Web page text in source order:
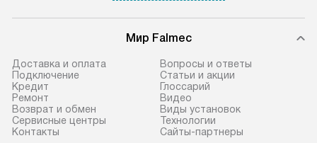
Мир Falmec
Доставка и оплата
Подключение
Кредит
Ремонт
Возврат и обмен
Сервисные центры
Контакты
Вопросы и ответы
Статьи и акции
Глоссарий
Видео
Виды установок
Технологии
Сайты-партнеры